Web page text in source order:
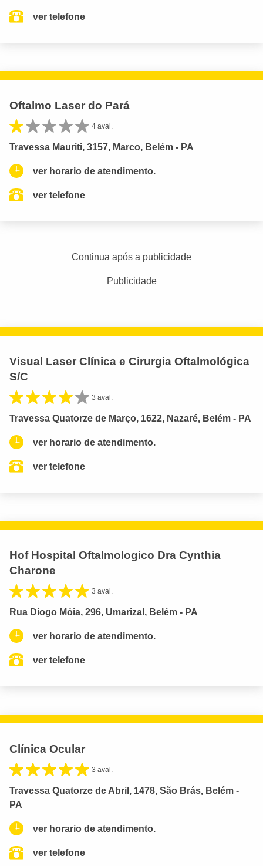
ver telefone
Oftalmo Laser do Pará
4 aval.
Travessa Mauriti, 3157, Marco, Belém - PA
ver horario de atendimento.
ver telefone
Continua após a publicidade
Publicidade
Visual Laser Clínica e Cirurgia Oftalmológica
S/C
3 aval.
Travessa Quatorze de Março, 1622, Nazaré, Belém - PA
ver horario de atendimento.
ver telefone
Hof Hospital Oftalmologico Dra Cynthia
Charone
3 aval.
Rua Diogo Móia, 296, Umarizal, Belém - PA
ver horario de atendimento.
ver telefone
Clínica Ocular
3 aval.
Travessa Quatorze de Abril, 1478, São Brás, Belém -
PA
ver horario de atendimento.
ver telefone